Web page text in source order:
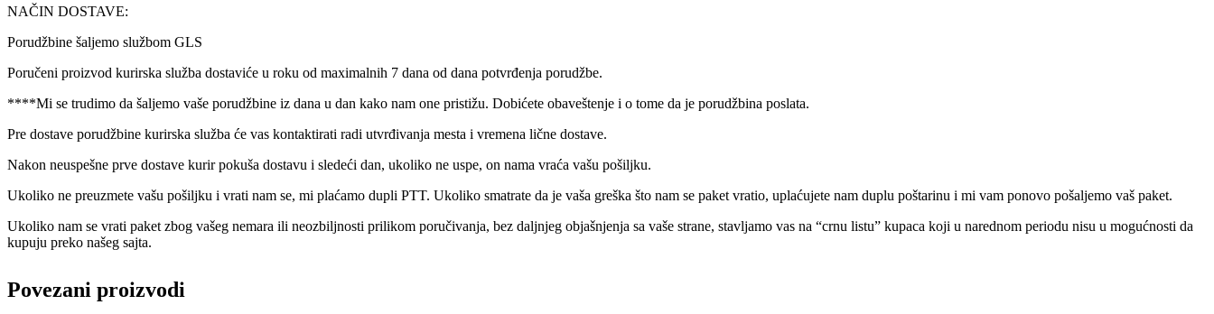
NAČIN DOSTAVE:
Porudžbine šaljemo službom GLS
Poručeni proizvod kurirska služba dostaviće u roku od maximalnih 7 dana od dana potvrđenja porudžbe.
****Mi se trudimo da šaljemo vaše porudžbine iz dana u dan kako nam one pristižu. Dobićete obaveštenje i o tome da je porudžbina poslata.
Pre dostave porudžbine kurirska služba će vas kontaktirati radi utvrđivanja mesta i vremena lične dostave.
Nakon neuspešne prve dostave kurir pokuša dostavu i sledeći dan, ukoliko ne uspe, on nama vraća vašu pošiljku.
Ukoliko ne preuzmete vašu pošiljku i vrati nam se, mi plaćamo dupli PTT. Ukoliko smatrate da je vaša greška što nam se paket vratio, uplaćujete nam duplu poštarinu i mi vam ponovo pošaljemo vaš paket.
Ukoliko nam se vrati paket zbog vašeg nemara ili neozbiljnosti prilikom poručivanja, bez daljnjeg objašnjenja sa vaše strane, stavljamo vas na “crnu listu” kupaca koji u narednom periodu nisu u mogućnosti da
kupuju preko našeg sajta.
Povezani proizvodi